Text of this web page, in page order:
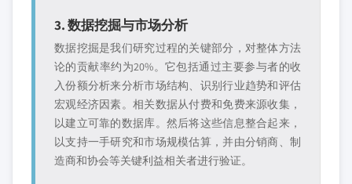
3. 数据挖掘与市场分析
数据挖掘是我们研究过程的关键部分，对整体方法
论的贡献率约为20%。它包括通过主要参与者的收
入份额分析来分析市场结构、识别行业趋势和评估
宏观经济因素。相关数据从付费和免费来源收集，
以建立可靠的数据库。然后将这些信息整合起来，
以支持一手研究和市场规模估算，并由分销商、制
造商和协会等关键利益相关者进行验证。